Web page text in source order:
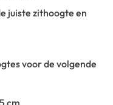
juiste zithoogte en
voor de volgende
cm